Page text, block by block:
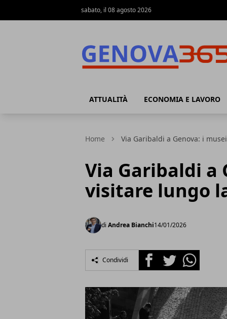
sabato, il 08 agosto 2026
ATTUALITÀ ECONOMIA E LAVORO
Home Via Garibaldi a Genova: i
Via Garibaldi a
visitare lungo
di Andrea Bianchi14/01/2026
Condividi FacebookTwitterWhatsapp